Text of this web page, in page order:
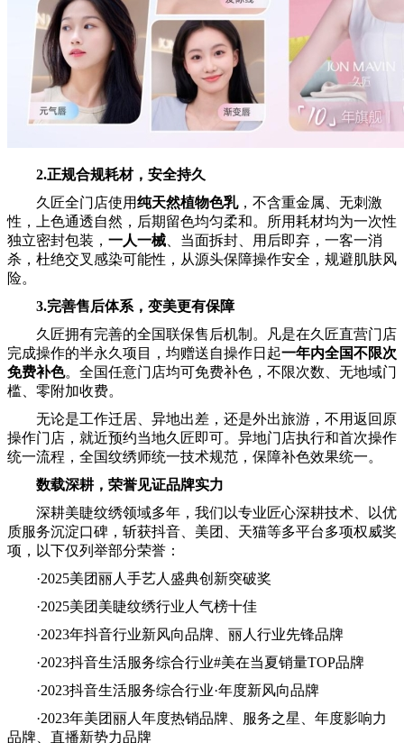
2.正规合规耗材，安全持久
久匠全门店使用纯天然植物色乳，不含重金属、无刺激
性，上色通透自然，后期留色均匀柔和。所用耗材均为一次性
独立密封包装， 一人一械 、当面拆封、用后即弃，一客一消
杀，杜绝交叉感染可能性，从源头保障操作安全，规避肌肤风
险。
3.完善售后体系，变美更有保障
久匠拥有完善的全国联保售后机制。凡是在久匠直营门店
完成操作的半永久项目，均赠送自操作日起一年内全国不限次
免费补色。全国任意门店均可免费补色，不限次数、无地域门
槛、零附加收费。
无论是工作迁居、异地出差，还是外出旅游，不用返回原
操作门店，就近预约当地久匠即可。异地门店执行和首次操作
统一流程，全国纹绣师统一技术规范，保障补色效果统一。
数载深耕，荣誉见证品牌实力
深耕美睫纹绣领域多年，我们以专业匠心深耕技术、以优
质服务沉淀口碑，斩获抖音、美团、天猫等多平台多项权威奖
项，以下仅列举部分荣誉：
·2025美团丽人手艺人盛典创新突破奖
·2025美团美睫纹绣行业人气榜十佳
·2023年抖音行业新风向品牌、丽人行业先锋品牌
·2023抖音生活服务综合行业#美在当夏销量TOP品牌
·2023抖音生活服务综合行业·年度新风向品牌
·2023年美团丽人年度热销品牌、服务之星、年度影响力
品牌、直播新势力品牌